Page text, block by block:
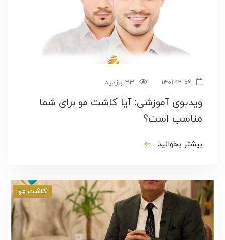
۴۳ بازدید
ویدیوی آموزشی: آیا کاشت مو برای شما
مناسب است؟
بیشتر بخوانید
کاشت مو